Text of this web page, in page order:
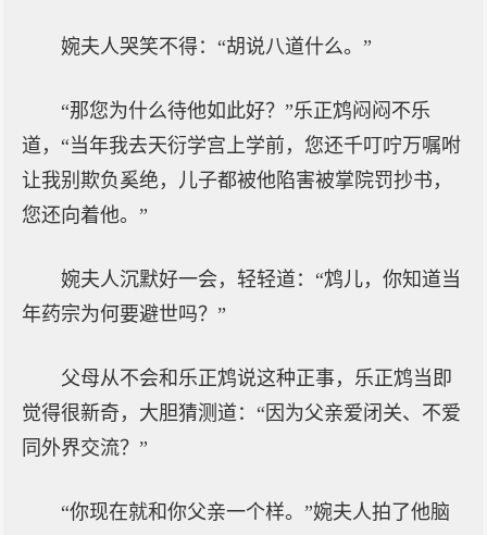
婉夫人哭笑不得：“胡说八道什么。”
“那您为什么待他如此好？”乐正鸩闷闷不乐
道，“当年我去天衍学宫上学前，您还千叮咛万嘱咐
让我别欺负奚绝，儿子都被他陷害被掌院罚抄书，
您还向着他。”
婉夫人沉默好一会，轻轻道：“鸩儿，你知道当
年药宗为何要避世吗？”
父母从不会和乐正鸩说这种正事，乐正鸩当即
觉得很新奇，大胆猜测道：“因为父亲爱闭关、不爱
同外界交流？”
“你现在就和你父亲一个样。”婉夫人拍了他脑